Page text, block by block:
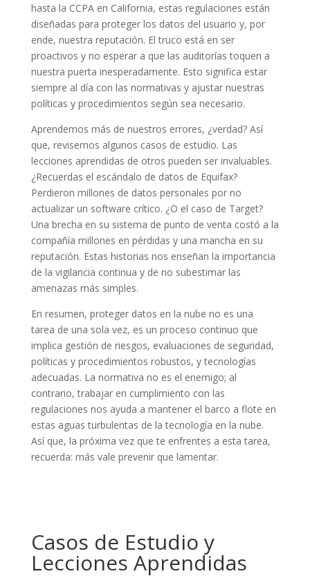
hasta la CCPA en California, estas regulaciones están
diseñadas para proteger los datos del usuario y, por
ende, nuestra reputación. El truco está en ser
proactivos y no esperar a que las auditorías toquen a
nuestra puerta inesperadamente. Esto significa estar
siempre al día con las normativas y ajustar nuestras
políticas y procedimientos según sea necesario.
Aprendemos más de nuestros errores, ¿verdad? Así
que, revisemos algunos casos de estudio. Las
lecciones aprendidas de otros pueden ser invaluables.
¿Recuerdas el escándalo de datos de Equifax?
Perdieron millones de datos personales por no
actualizar un software crítico. ¿O el caso de Target?
Una brecha en su sistema de punto de venta costó a la
compañía millones en pérdidas y una mancha en su
reputación. Estas historias nos enseñan la importancia
de la vigilancia continua y de no subestimar las
amenazas más simples.
En resumen, proteger datos en la nube no es una
tarea de una sola vez, es un proceso continuo que
implica gestión de riesgos, evaluaciones de seguridad,
políticas y procedimientos robustos, y tecnologías
adecuadas. La normativa no es el enemigo; al
contrario, trabajar en cumplimiento con las
regulaciones nos ayuda a mantener el barco a flote en
estas aguas turbulentas de la tecnología en la nube.
Así que, la próxima vez que te enfrentes a esta tarea,
recuerda: más vale prevenir que lamentar.
Casos de Estudio y
Lecciones Aprendidas